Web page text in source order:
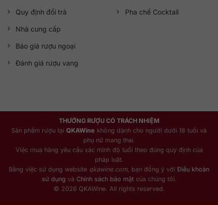
Quy định đổi trả
Nhà cung cấp
Báo giá rượu ngoại
Đánh giá rượu vang
Pha chế Cocktail
THƯỞNG RƯỢU CÓ TRÁCH NHIỆM
Sản phẩm rượu tại QKAWine không dành cho người dưới 18 tuổi và
phụ nữ mang thai.
Việc mua hàng yêu cầu xác minh độ tuổi theo đúng quy định của
pháp luật.
Bằng việc sử dụng website qkawine.com , bạn đồng ý với Điều khoản
sử dụng và Chính sách bảo mậtcủa chúng tôi.
© 2026 QKAWine. All rights reserved.